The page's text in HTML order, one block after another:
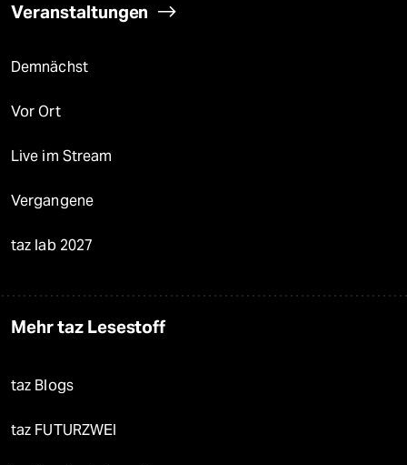
Veranstaltungen
Demnächst
Vor Ort
Live im Stream
Vergangene
taz lab 2027
Mehr taz Lesestoff
taz Blogs
taz FUTURZWEI